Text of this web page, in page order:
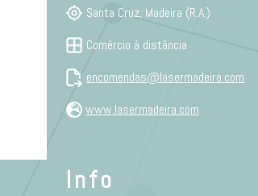
Santa Cruz, Madeira (R.A.)
Comércio à distância
encomendas@lasermadeira.com
www.lasermadeira.com
Info